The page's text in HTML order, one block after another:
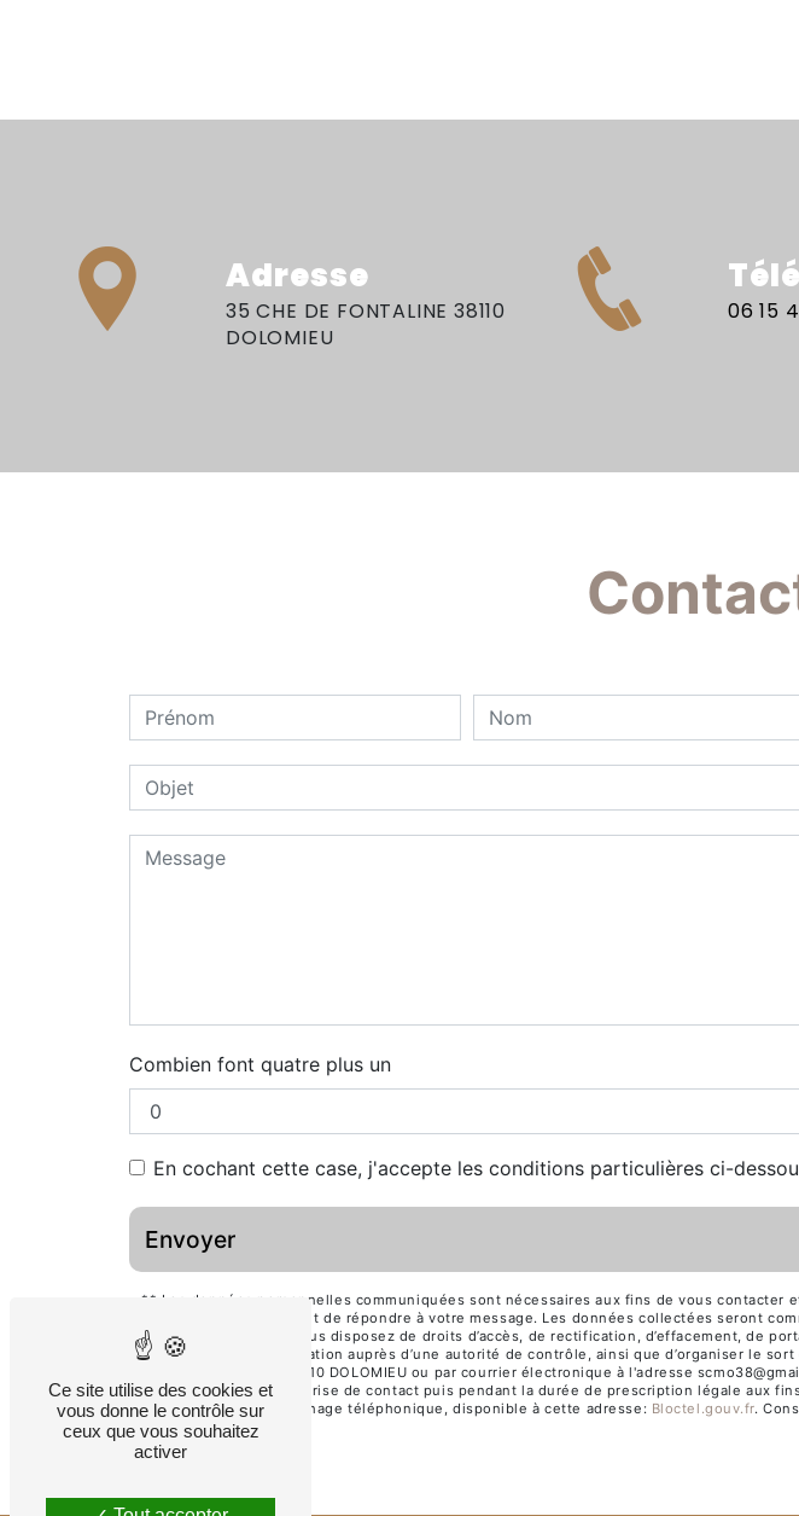
Adresse
35 CHE DE FONTALINE 38110
DOLOMIEU
06 15
Combien font quatre plus un
En cochant cette case, j'accepte les conditions particulières ci-
Envoyer
** Les données personnelles communiquées sont nécessaires aux fins de vous
traitants dans le seul but de répondre à votre message. Les données collectées seront
scmo38@gmail.com. Vous disposez de droits d’accès, de rectification, d’effacement, de
d’introduire une réclamation auprès d’une autorité de contrôle, ainsi que d’organiser le
CHE DE FONTALINE 38110 DOLOMIEU ou par courrier électronique à l'adresse
pendant la période de prise de contact puis pendant la durée de prescription légale aux
d'opposition au démarchage téléphonique, disponible à cette adresse:
Bloctel.gouv.fr.
Ce site utilise des cookies et
vous donne le contrôle sur
ceux que vous souhaitez
activer